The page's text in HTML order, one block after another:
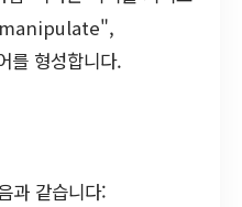
형성합니다.
과 같습니다: